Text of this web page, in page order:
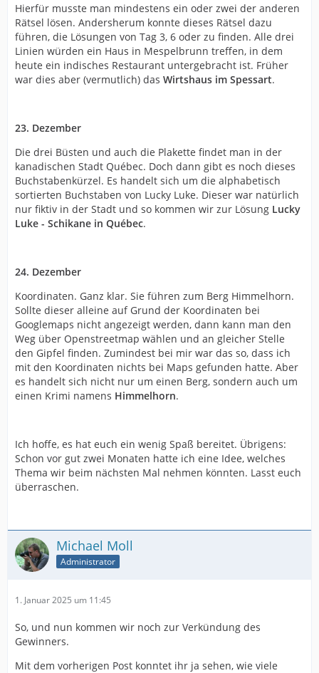
Hierfür musste man mindestens ein oder zwei der anderen
Rätsel lösen. Andersherum konnte dieses Rätsel dazu
führen, die Lösungen von Tag 3, 6 oder zu finden. Alle drei
Linien würden ein Haus in Mespelbrunn treffen, in dem
heute ein indisches Restaurant untergebracht ist. Früher
war dies aber (vermutlich) das Wirtshaus im Spessart.
23. Dezember
Die drei Büsten und auch die Plakette findet man in der
kanadischen Stadt Québec. Doch dann gibt es noch dieses
Buchstabenkürzel. Es handelt sich um die alphabetisch
sortierten Buchstaben von Lucky Luke. Dieser war natürlich
nur fiktiv in der Stadt und so kommen wir zur Lösung Lucky
Luke - Schikane in Québec.
24. Dezember
Koordinaten. Ganz klar. Sie führen zum Berg Himmelhorn.
Sollte dieser alleine auf Grund der Koordinaten bei
Googlemaps nicht angezeigt werden, dann kann man den
Weg über Openstreetmap wählen und an gleicher Stelle
den Gipfel finden. Zumindest bei mir war das so, dass ich
mit den Koordinaten nichts bei Maps gefunden hatte. Aber
es handelt sich nicht nur um einen Berg, sondern auch um
einen Krimi namens Himmelhorn.
Ich hoffe, es hat euch ein wenig Spaß bereitet. Übrigens:
Schon vor gut zwei Monaten hatte ich eine Idee, welches
Thema wir beim nächsten Mal nehmen könnten. Lasst euch
überraschen.
Michael Moll
Administrator
1. Januar 2025 um 11:45
So, und nun kommen wir noch zur Verkündung des
Gewinners.
Mit dem vorherigen Post konntet ihr ja sehen, wie viele